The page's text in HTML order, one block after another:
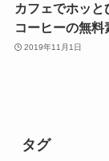
カフェでホッと
コーヒーの無料
2019年11月1日
タグ